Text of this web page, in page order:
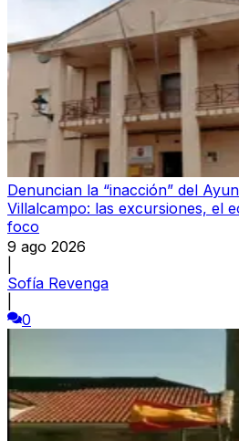
Denuncian la “inacción” del
Villalcampo: las excursiones, el
foco
9 ago 2026
Sofía Revenga
0